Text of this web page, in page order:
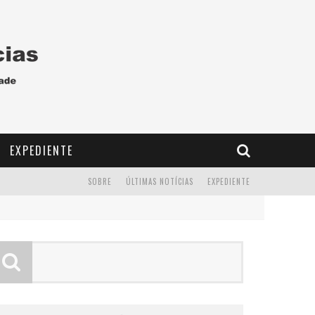
EXPEDIENTE
EXPEDIENTE
ÚLTIMAS NOTÍCIAS
SOBRE